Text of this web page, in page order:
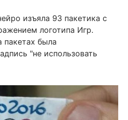
изъяла 93 пакетика с
логотипа Игр.
пакетах была
"не использовать